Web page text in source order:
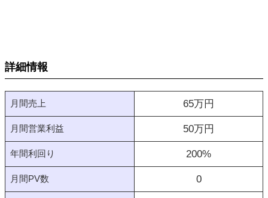
詳細情報
月間売上 65万円
月間営業利益 50万円
年間利回り 200%
月間PV数 0